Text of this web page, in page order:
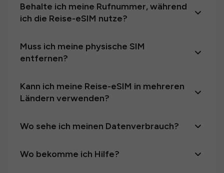
Behalte ich meine Rufnummer, während
ich die Reise-eSIM nutze?
Muss ich meine physische SIM
entfernen?
Kann ich meine Reise-eSIM in mehreren
Ländern verwenden?
Wo sehe ich meinen Datenverbrauch?
Wo bekomme ich Hilfe?